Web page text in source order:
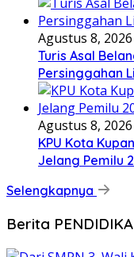
Agustus 8, 2026
Turis Asal
Persinggahan
Agustus 8, 2026
KPU Kota
Jelang Pemilu
Selengkapnya
Berita